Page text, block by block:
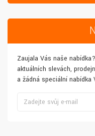
Zaujala Vás naše
aktuálních slevách,
a žádná speciální nabídka